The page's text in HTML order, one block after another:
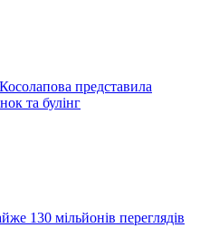
представила
та булінг
130 мільйонів переглядів